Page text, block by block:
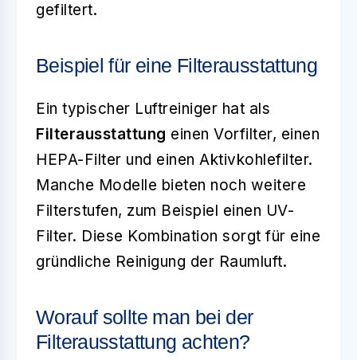
gefiltert.
Beispiel für eine Filterausstattung
Ein typischer Luftreiniger hat als
Filterausstattung einen Vorfilter, einen
HEPA-Filter und einen Aktivkohlefilter.
Manche Modelle bieten noch weitere
Filterstufen, zum Beispiel einen UV-
Filter. Diese Kombination sorgt für eine
gründliche Reinigung der Raumluft.
Worauf sollte man bei der
Filterausstattung achten?